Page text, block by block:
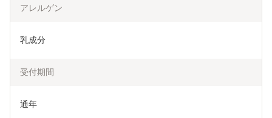
アレルゲン
乳成分
受付期間
通年